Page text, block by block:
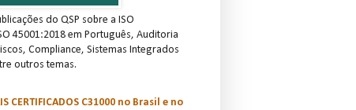
do QSP sobre a ISO
45001:2018 em Português, Auditoria
Compliance, Sistemas Integrados
outros temas.
CERTIFICADOS C31000 no Brasil e no